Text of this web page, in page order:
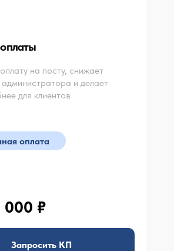
на посту, снижает
администратора и делает
для клиентов
000 ₽
Запросить КП
оплата